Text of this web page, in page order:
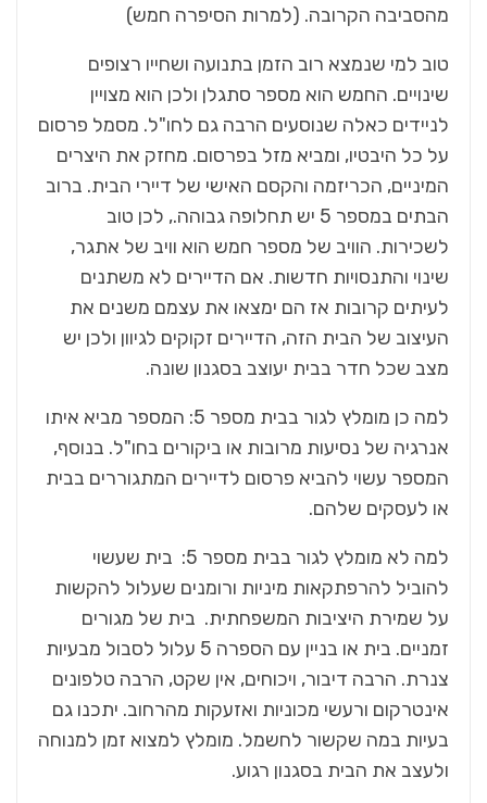
מהסביבה הקרובה. (למרות הסיפרה חמש)
טוב למי שנמצא רוב הזמן בתנועה ושחייו רצופים
שינויים. החמש הוא מספר סתגלן ולכן הוא מצויין
לניידים כאלה שנוסעים הרבה גם לחו"ל. מסמל פרסום
על כל היבטיו, ומביא מזל בפרסום. מחזק את היצרים
המיניים, הכריזמה והקסם האישי של דיירי הבית. ברוב
הבתים במספר 5 יש תחלופה גבוהה., לכן טוב
לשכירות. הוויב של מספר חמש הוא וויב של אתגר,
שינוי והתנסויות חדשות. אם הדיירים לא משתנים
לעיתים קרובות אז הם ימצאו את עצמם משנים את
העיצוב של הבית הזה, הדיירים זקוקים לגיוון ולכן יש
מצב שכל חדר בבית יעוצב בסגנון שונה.
למה כן מומלץ לגור בבית מספר 5: המספר מביא איתו
אנרגיה של נסיעות מרובות או ביקורים בחו"ל. בנוסף,
המספר עשוי להביא פרסום לדיירים המתגוררים בבית
או לעסקים שלהם.
למה לא מומלץ לגור בבית מספר 5: בית שעשוי
להוביל להרפתקאות מיניות ורומנים שעלול להקשות
על שמירת היציבות המשפחתית. בית של מגורים
זמניים. בית או בניין עם הספרה 5 עלול לסבול מבעיות
צנרת. הרבה דיבור, ויכוחים, אין שקט, הרבה טלפונים
אינטרקום ורעשי מכוניות ואזעקות מהרחוב. יתכנו גם
בעיות במה שקשור לחשמל. מומלץ למצוא זמן למנוחה
ולעצב את הבית בסגנון רגוע.